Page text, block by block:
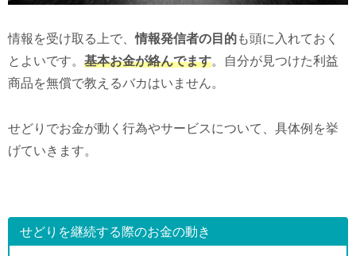
情報を受け取る上で、情報発信者の目的も頭に入れておく
とよいです。 基本お金が絡んでます。自分が見つけた利益
商品を無償で教えるバカはいません。
せどりでお金が動く行為やサービスについて、具体例を挙
げていきます。
せどりを継続する際のお金の動き